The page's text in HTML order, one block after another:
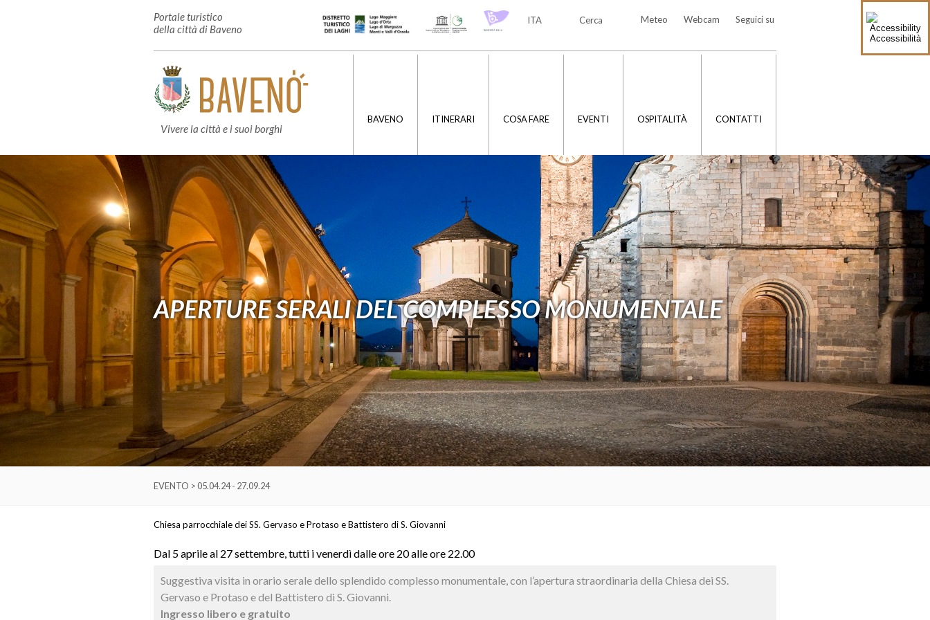
Accessibilità
Portale turistico
della città di Baveno
Seguici su
Webcam
Meteo
Cerca
ITA
Vivere la città e i suoi borghi
BAVENO ITINERARI COSA FARE EVENTI OSPITALITÀ CONTATTI
APERTURE SERALI DEL COMPLESSO MONUMENTALE
EVENTO > 05.04.24 - 27.09.24
Chiesa parrocchiale dei SS. Gervaso e Protaso e Battistero di S. Giovanni
Dal 5 aprile al 27 settembre, tutti i venerdì dalle ore 20 alle ore 22.00
Suggestiva visita in orario serale dello splendido complesso monumentale, con l’apertura straordinaria della Chiesa dei SS.
Gervaso e Protaso e del Battistero di S. Giovanni.
Ingresso libero e gratuito